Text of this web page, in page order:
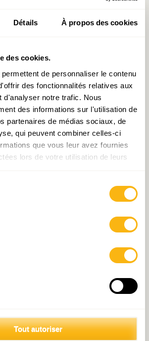
Détails À propos des cookies
des cookies.
de personnaliser le contenu
des fonctionnalités relatives aux
d'analyser notre trafic. Nous
des informations sur l'utilisation de
partenaires de médias sociaux, de
qui peuvent combiner celles-ci
que vous leur avez fournies
lors de votre utilisation de leurs
Tout autoriser
que le nombre d’entreprises, de
le coût du chômage partiel
les jours à venir. La prochaine
de conjoncture, fixée au
2020, le confirmera sans doute.
plan Fayot/Gramegna/Delles
d’un milliard d’euros pour le
2 mois…
:https://www.fondation-